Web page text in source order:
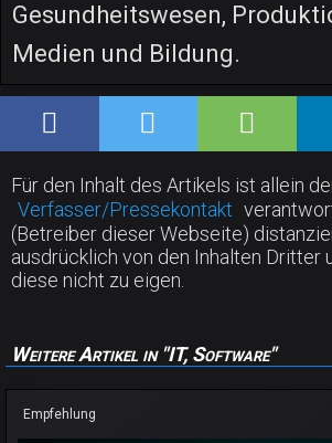
Gesundheitswesen,
Medien und Bildung.
Für den Inhalt des Artikels ist allein
Verfasser/Pressekontakt
(Betreiber dieser Webseite)
ausdrücklich von den Inhalten Dritter
diese nicht zu eigen.
Weitere Artikel in "IT, Software"
Empfehlung